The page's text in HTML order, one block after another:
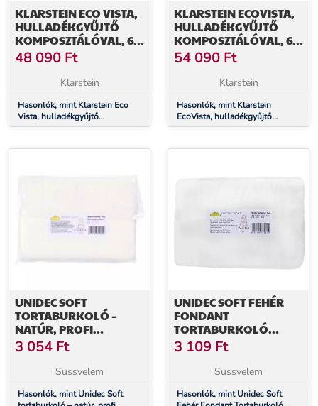
KLARSTEIN ECO VISTA,
HULLADÉKGYŰJTŐ
KOMPOSZTÁLÓVAL, 60
L + 3 L/TÁROLÓ, +
KOMPOSZTÁLÓ, SOFT-
48 090 Ft
Klarstein
Hasonlók, mint Klarstein Eco
Vista, hulladékgyűjtő
komposztálóval, 60 l + 3
Close
KLARSTEIN ECOVISTA,
HULLADÉKGYŰJTŐ
KOMPOSZTÁLÓVAL, 60
L + 3 L/TÁROLÓ, +
KOMPOSZTÁLÓ, SOFT-
54 090 Ft
Klarstein
Hasonlók, mint Klarstein
EcoVista, hulladékgyűjtő
komposztálóval, 60 l + 3
Close
UNIDEC SOFT
TORTABURKOLÓ –
NATÚR, PROFI
DEKORÁCIÓHOZ, 1 KG
3 054 Ft
Sussvelem
Hasonlók, mint Unidec Soft
UNIDEC SOFT FEHÉR
FONDANT
TORTABURKOLÓ
MASSZA, 1 KG -
KÖNNYŰ ALKALMAZÁS
3 109 Ft
Sussvelem
Hasonlók, mint Unidec Soft